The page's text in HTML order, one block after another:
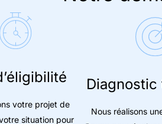
votre projet de
situation pour
Nous réalisons